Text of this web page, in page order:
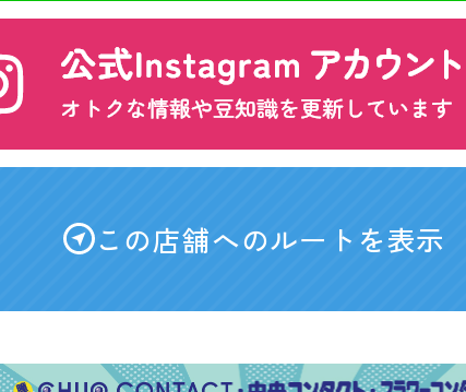
この店舗へのルートを表示